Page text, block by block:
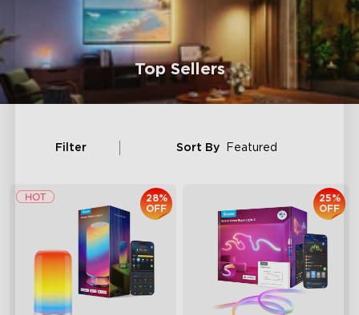
Top Sellers
Filter Sort By Featured
28%
OFF
25%
OFF